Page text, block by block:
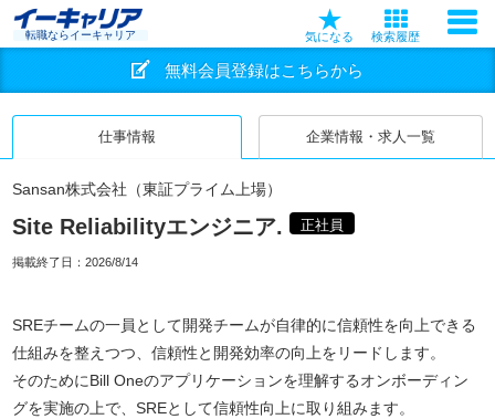
転職ならイーキャリア 気になる 検索履歴
無料会員登録はこちらから
仕事情報 企業情報・求人一覧
Sansan株式会社（東証プライム上場）
Site Reliabilityエンジニア. 正社員
掲載終了日： 2026/8/14
SREチームの一員として開発チームが自律的に信頼性を向上できる
仕組みを整えつつ、信頼性と開発効率の向上をリードします。
そのためにBill Oneのアプリケーションを理解するオンボーディン
グを実施の上で、SREとして信頼性向上に取り組みます。